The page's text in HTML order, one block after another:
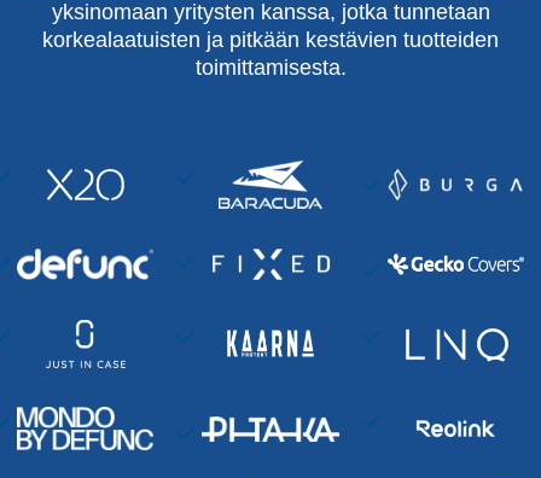
yksinomaan yritysten kanssa, jotka tunnetaan
korkealaatuisten ja pitkään kestävien tuotteiden
toimittamisesta.